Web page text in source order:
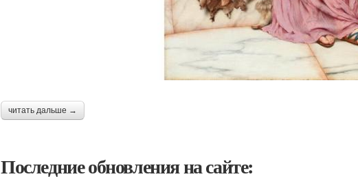
читать дальше →
Последние обновления на сайте: